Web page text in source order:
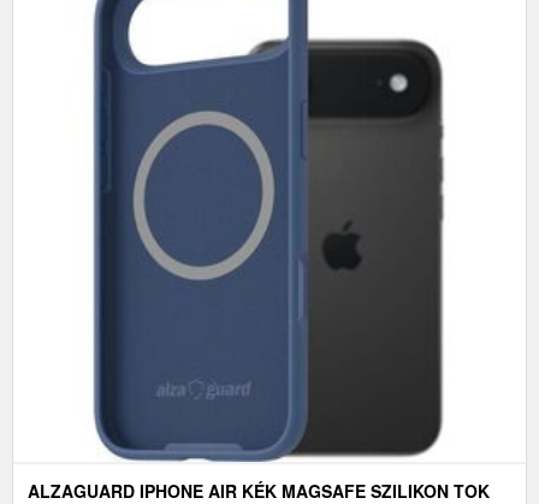
ALZAGUARD IPHONE AIR KÉK MAGSAFE SZILIKON TOK